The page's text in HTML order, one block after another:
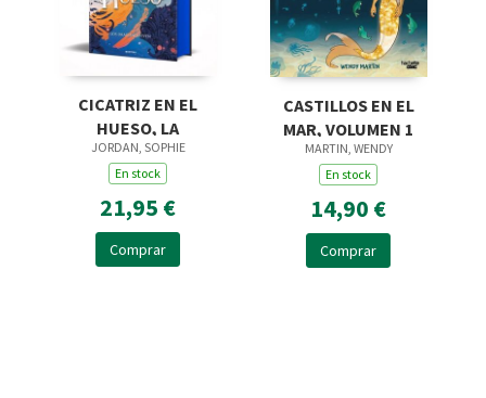
CICATRIZ EN EL
HUESO, LA
JORDAN, SOPHIE
En stock
21,95 €
Comprar
CASTILLOS EN EL
MAR, VOLUMEN 1
MARTIN, WENDY
En stock
14,90 €
Comprar